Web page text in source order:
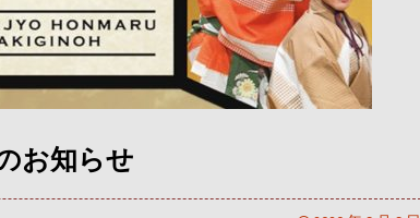
退職OB／OG
お知らせ